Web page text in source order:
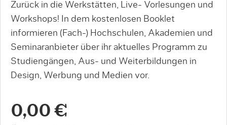
Zurück in die Werkstätten, Live- Vorlesungen und
Workshops! In dem kostenlosen Booklet
informieren (Fach-) Hochschulen, Akademien und
Seminaranbieter über ihr aktuelles Programm zu
Studiengängen, Aus- und Weiterbildungen in
Design, Werbung und Medien vor.
0,00 €